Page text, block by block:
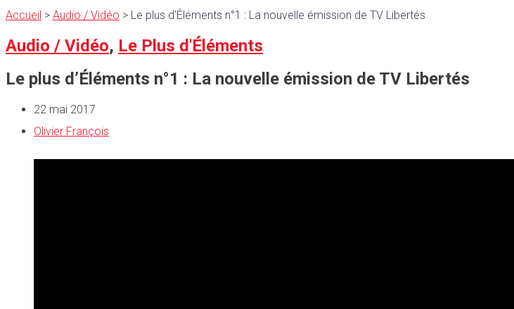
Accueil > Audio / Vidéo > Le plus d’Éléments n°1 : La nouvelle émission de TV Libertés
Audio / Vidéo, Le Plus d'Éléments
Le plus d’Éléments n°1 : La nouvelle émission de TV Libertés
22 mai 2017
Olivier François